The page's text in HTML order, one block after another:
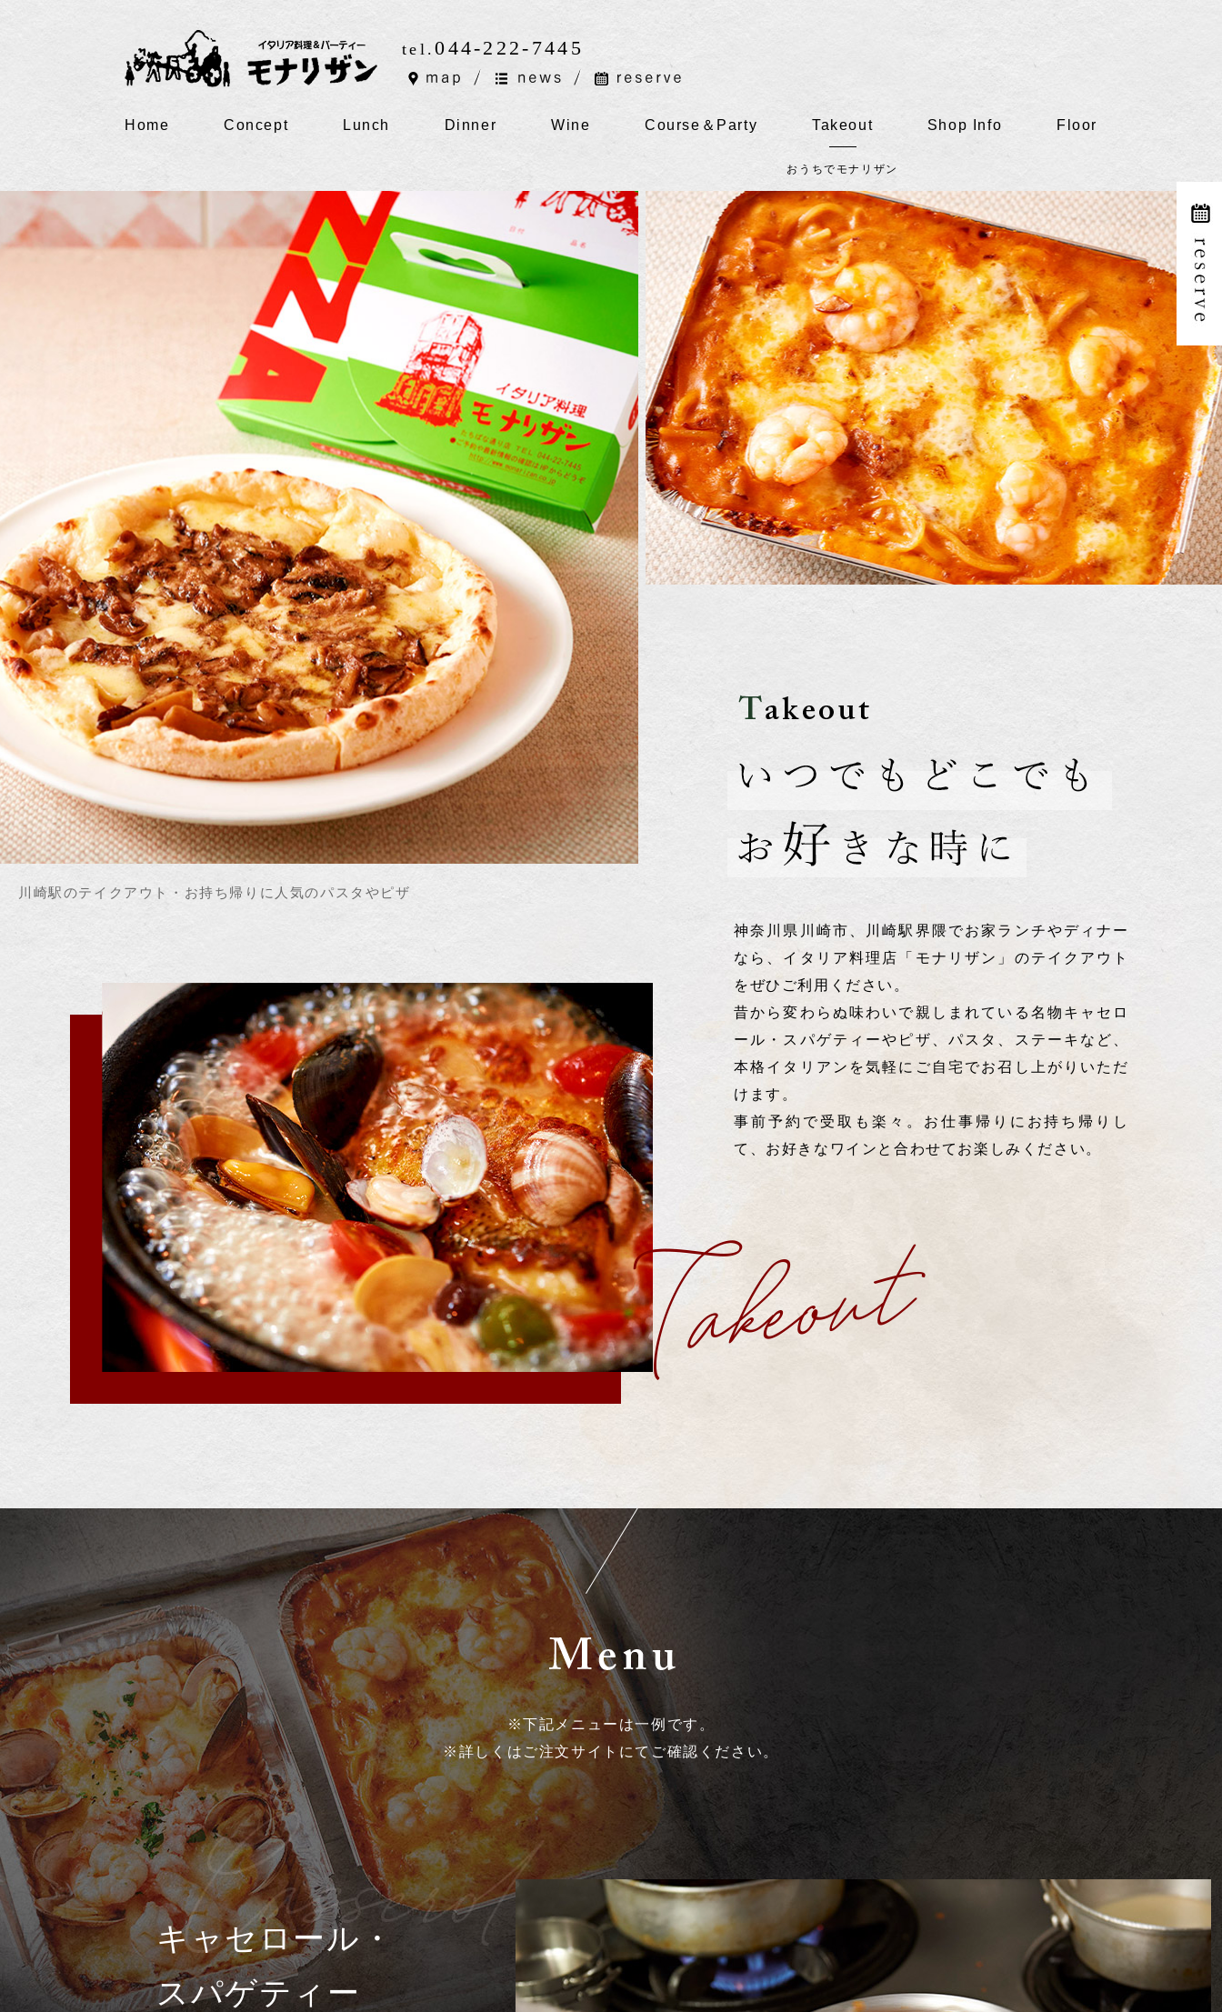
tel.044-222-7445
Home Concept Lunch Dinner Wine Course＆Party Takeout
おうちでモナリザン
Shop Info Floor
川崎駅のテイクアウト・お持ち帰りに人気のパスタやピザ
神奈川県川崎市、川崎駅界隈でお家ランチやディナー
なら、イタリア料理店「モナリザン」のテイクアウト
をぜひご利用ください。
昔から変わらぬ味わいで親しまれている名物キャセロ
ール・スパゲティーやピザ、パスタ、ステーキなど、
本格イタリアンを気軽にご自宅でお召し上がりいただ
けます。
事前予約で受取も楽々。お仕事帰りにお持ち帰りし
て、お好きなワインと合わせてお楽しみください。
※下記メニューは一例です。
※詳しくはご注文サイトにてご確認ください。
キャセロール・
スパゲティー